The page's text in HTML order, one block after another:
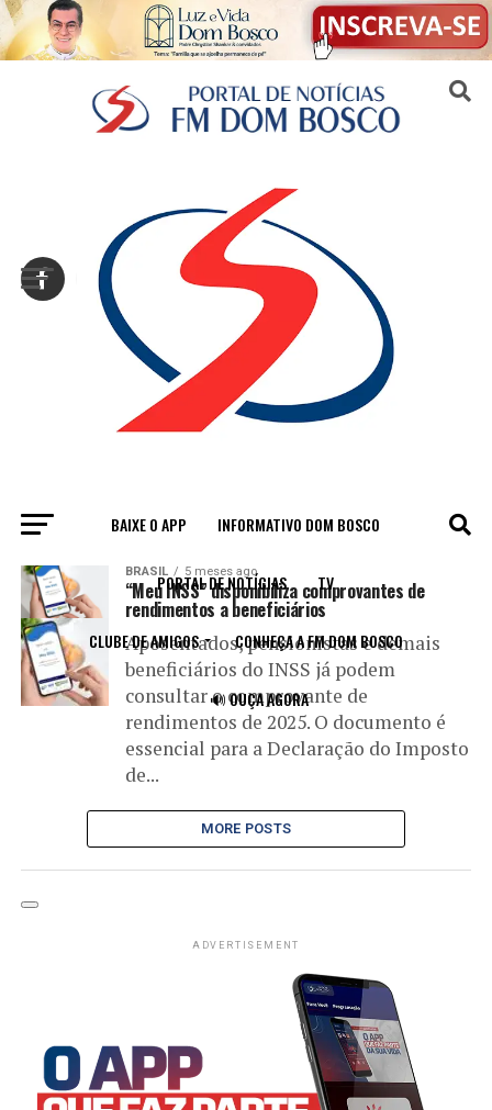
BAIXE O APP INFORMATIVO DOM BOSCO
PORTAL DE NOTÍCIAS TV
CLUBE DE AMIGOS CONHEÇA A FM DOM BOSCO
🔊 OUÇA AGORA
All posts tagged "comprovante de rendimentos"
BRASIL 5 meses ago
“Meu INSS” disponibiliza comprovantes de
rendimentos a beneficiários
Aposentados, pensionistas e demais
beneficiários do INSS já podem
consultar o comprovante de
rendimentos de 2025. O documento é
essencial para a Declaração do Imposto
de...
MORE POSTS
ADVERTISEMENT
Sair da versão mobile